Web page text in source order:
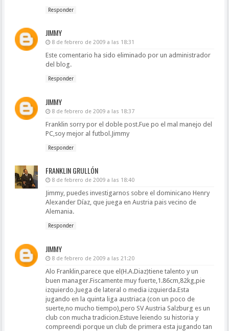
Responder
JIMMY
8 de febrero de 2009 a las 18:31
Este comentario ha sido eliminado por un administrador
del blog.
Responder
JIMMY
8 de febrero de 2009 a las 18:37
Franklin sorry por el doble post.Fue po el mal manejo del
PC,soy mejor al futbol.Jimmy
Responder
FRANKLIN GRULLÓN
8 de febrero de 2009 a las 18:40
Jimmy, puedes investigarnos sobre el dominicano Henry
Alexander Díaz, que juega en Austria pais vecino de
Alemania.
Responder
JIMMY
8 de febrero de 2009 a las 21:20
Alo Franklin,parece que el(H.A.Diaz)tiene talento y un
buen manager.Fiscamente muy fuerte,1.86cm,82kg,pie
izquierdo.Juega de lateral o media izquierda.Esta
jugando en la quinta liga austriaca (con un poco de
suerte,no mucho tiempo),pero SV Austria Salzburg es un
club con mucha tradicion.Estuve leiendo su historia y
compreendi porque un club de primera esta jugando tan